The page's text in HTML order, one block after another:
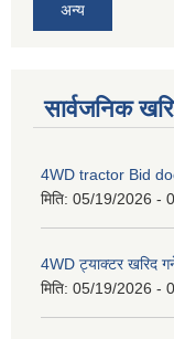
अन्य
सार्वजनिक
4WD tractor Bid
मिति: 05/19/2026 -
4WD ट्याक्टर खरिद
मिति: 05/19/2026 -